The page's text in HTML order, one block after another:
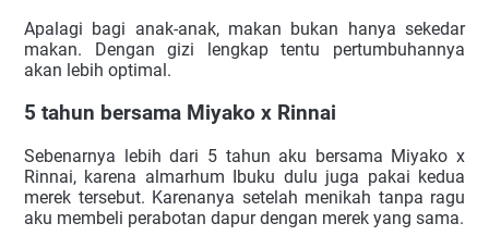
Apalagi bagi anak-anak, makan bukan hanya sekedar
makan. Dengan gizi lengkap tentu pertumbuhannya
akan lebih optimal.
5 tahun bersama Miyako x Rinnai
Sebenarnya lebih dari 5 tahun aku bersama Miyako x
Rinnai, karena almarhum Ibuku dulu juga pakai kedua
merek tersebut. Karenanya setelah menikah tanpa ragu
aku membeli perabotan dapur dengan merek yang sama.